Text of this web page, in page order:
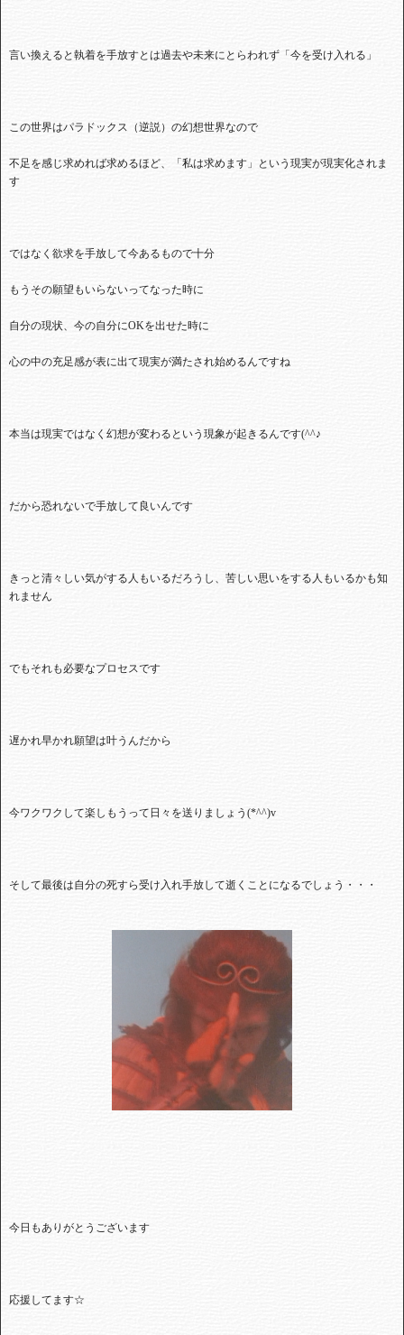
言い換えると執着を手放すとは過去や未来にとらわれず「今を受け入れる」
この世界はパラドックス（逆説）の幻想世界なので
不足を感じ求めれば求めるほど、「私は求めます」という現実が現実化されま
す
ではなく欲求を手放して今あるもので十分
もうその願望もいらないってなった時に
自分の現状、今の自分にOKを出せた時に
心の中の充足感が表に出て現実が満たされ始めるんですね
本当は現実ではなく幻想が変わるという現象が起きるんです(^^♪
だから恐れないで手放して良いんです
きっと清々しい気がする人もいるだろうし、苦しい思いをする人もいるかも知
れません
でもそれも必要なプロセスです
遅かれ早かれ願望は叶うんだから
今ワクワクして楽しもうって日々を送りましょう(*^^)v
そして最後は自分の死すら受け入れ手放して逝くことになるでしょう・・・
今日もありがとうございます
応援してます☆